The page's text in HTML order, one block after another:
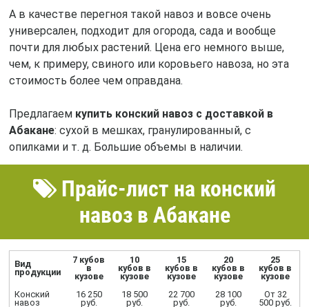
А в качестве перегноя такой навоз и вовсе очень
универсален, подходит для огорода, сада и вообще
почти для любых растений. Цена его немного выше,
чем, к примеру, свиного или коровьего навоза, но эта
стоимость более чем оправдана.
Предлагаем купить конский навоз с доставкой в
Абакане: сухой в мешках, гранулированный, с
опилками и т. д. Большие объемы в наличии.
Прайс-лист на конский
навоз в Абакане
Вид
продукции
7 кубов
в
кузове
10
кубов в
кузове
15
кубов в
кузове
20
кубов в
кузове
25
кубов в
кузове
Конский
навоз
16 250
руб.
18 500
руб.
22 700
руб.
28 100
руб.
От 32
500 руб.